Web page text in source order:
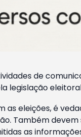
de
legislação
as eleições, é
Também
as